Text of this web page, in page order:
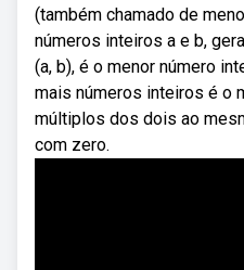
(também chamado de
números inteiros a e b,
(a, b), é o menor número
mais números inteiros é o
múltiplos dos dois ao
com zero.